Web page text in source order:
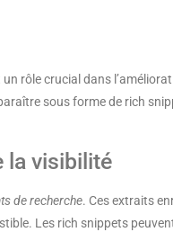
rôle crucial dans
sous forme de rich
la visibilité
de recherche. Ces extraits
Les rich snippets